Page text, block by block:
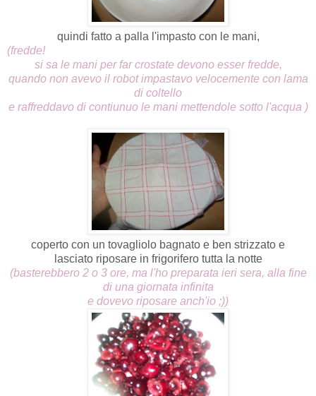
quindi fatto a palla l'impasto con le mani,
(fredde!
si sa le mani per far crostate devono esser fredde,
quando non avevo il robot impastavo velocemente con lama
di coltello
e raffreddavo di contiunuo le mani mettendole sotto l'acqua )
coperto con un tovagliolo bagnato e ben strizzato e
lasciato riposare in frigorifero tutta la notte
(basterebbero 2 o 3 ore, ma l'ho preparata ieri sera, alla fine
di una giornata infinita
e dovevo riposare anch'io ;))